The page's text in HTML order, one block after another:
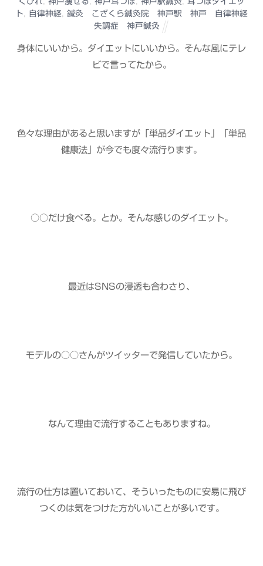
ト, 自律神経, 鍼灸 こざくら鍼灸院 神戸駅 神戸 自律神経
失調症 神戸鍼灸
身体にいいから。ダイエットにいいから。そんな風にテレ
ビで言ってたから。
色々な理由があると思いますが「単品ダイエット」「単品
健康法」が今でも度々流行ります。
○○だけ食べる。とか。そんな感じのダイエット。
最近はSNSの浸透も合わさり、
モデルの○○さんがツイッターで発信していたから。
なんて理由で流行することもありますね。
流行の仕方は置いておいて、そういったものに安易に飛び
つくのは気をつけた方がいいことが多いです。